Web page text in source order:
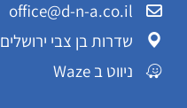
office@d-n-a.co.il
שדרות בן צבי ירושלים
ניווט ב Waze